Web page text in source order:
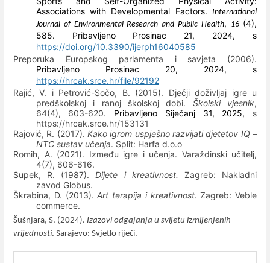
Associations with Developmental Factors. International
Journal of Environmental Research and Public Health, 16 (4),
585. Pribavljeno Prosinac 21, 2024, s
https://doi.org/10.3390/ijerph16040585
Preporuka Europskog parlamenta i savjeta (2006).
Pribavljeno Prosinac 20, 2024, s
https://hrcak.srce.hr/file/92192
Rajić, V. i Petrović-Sočo, B. (2015). Dječji doživljaj igre u
predškolskoj i ranoj školskoj dobi. Školski vjesnik,
64(4), 603-620. Pribavljeno Siječanj 31, 2025, s
https://hrcak.srce.hr/153131
Rajović, R. (2017). Kako igrom uspješno razvijati djetetov IQ –
NTC sustav učenja. Split: Harfa d.o.o
Romih, A. (2021). Između igre i učenja. Varaždinski učitelj,
4(7), 606-616.
Supek, R. (1987).Dijete i kreativnost. Zagreb: Nakladni
zavod Globus.
Škrabina, D. (2013).Art terapija i kreativnost. Zagreb: Veble
commerce.
Šušnjara, S. (2024). Izazovi odgajanja u svijetu izmijenjenih
vrijednosti. Sarajevo: Svjetlo riječi.